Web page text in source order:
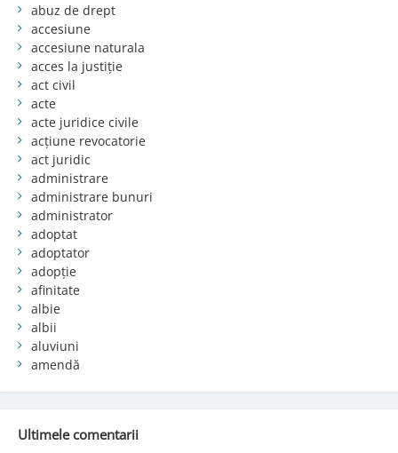
abuz de drept
accesiune
accesiune naturala
acces la justiție
act civil
acte
acte juridice civile
acțiune revocatorie
act juridic
administrare
administrare bunuri
administrator
adoptat
adoptator
adopție
afinitate
albie
albii
aluviuni
amendă
Ultimele comentarii